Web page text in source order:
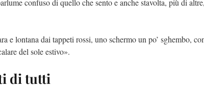
confuso di quello che sento e anche stavolta, più di altre,
e lontana dai tappeti rossi, uno schermo un po’ sghembo,
del sole estivo».
di tutti